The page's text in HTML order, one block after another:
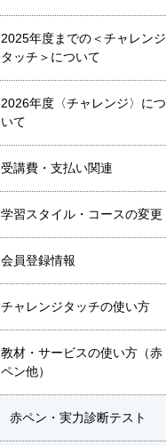
2025年度までの＜チャレンジ
タッチ＞について
2026年度〈チャレンジ〉につ
いて
受講費・支払い関連
学習スタイル・コースの変更
会員登録情報
チャレンジタッチの使い方
教材・サービスの使い方（赤
ペン他）
赤ペン・実力診断テスト